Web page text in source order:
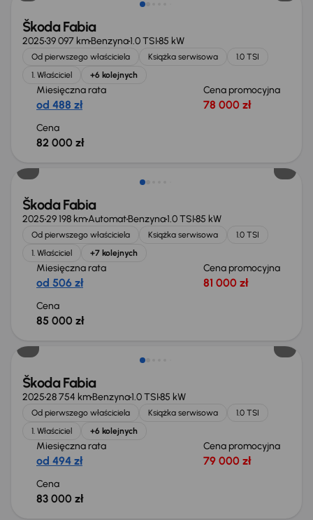
Škoda Fabia
202539 097 kmBenzyna1.0 TSI85 kW
Od pierwszego właściciela Książka serwisowa
1.0 TSI
1. Właściciel
+6 kolejnych
Miesięczna rata
od 488 zł
Cena promocyjna
78 000 zł
Cena
82 000 zł
Od nowego taniej o 10 800 zł
Škoda Fabia
202529 198 kmAutomatBenzyna1.0 TSI85 kW
Od pierwszego właściciela Książka serwisowa
1.0 TSI
1. Właściciel
+7 kolejnych
Miesięczna rata
od 506 zł
Cena promocyjna
81 000 zł
Cena
85 000 zł
Świeżo skupione
Škoda Fabia
202528 754 kmBenzyna1.0 TSI85 kW
Od pierwszego właściciela Książka serwisowa
1.0 TSI
1. Właściciel
+6 kolejnych
Miesięczna rata
od 494 zł
Cena promocyjna
79 000 zł
Cena
83 000 zł
Od nowego taniej o 13 600 zł